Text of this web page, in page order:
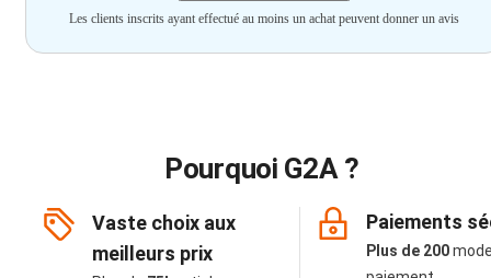
Les clients inscrits ayant effectué au moins un achat peuvent donner un avis
Pourquoi G2A ?
Vaste choix aux
meilleurs prix
Paiements
Plus de 200